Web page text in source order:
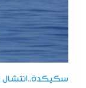
سكيكدة..انتشال